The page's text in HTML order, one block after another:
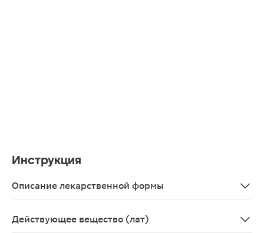
Инструкция
Описание лекарственной формы
Действующее вещество (лат)